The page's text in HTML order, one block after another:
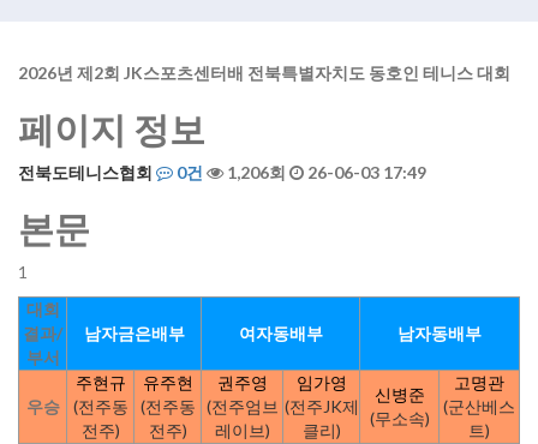
2026년 제2회 JK스포츠센터배 전북특별자치도 동호인 테니스 대회
페이지 정보
전북도테니스협회 0건 1,206회 26-06-03 17:49
본문
1
대회
결과/
부서
남자금은배부 여자동배부 남자동배부
우승
주현규
(전주동
전주)
유주현
(전주동
전주)
권주영
(전주엄브
레이브)
임가영
(전주JK제
클리)
신병준
(무소속)
고명관
(군산베스
트)